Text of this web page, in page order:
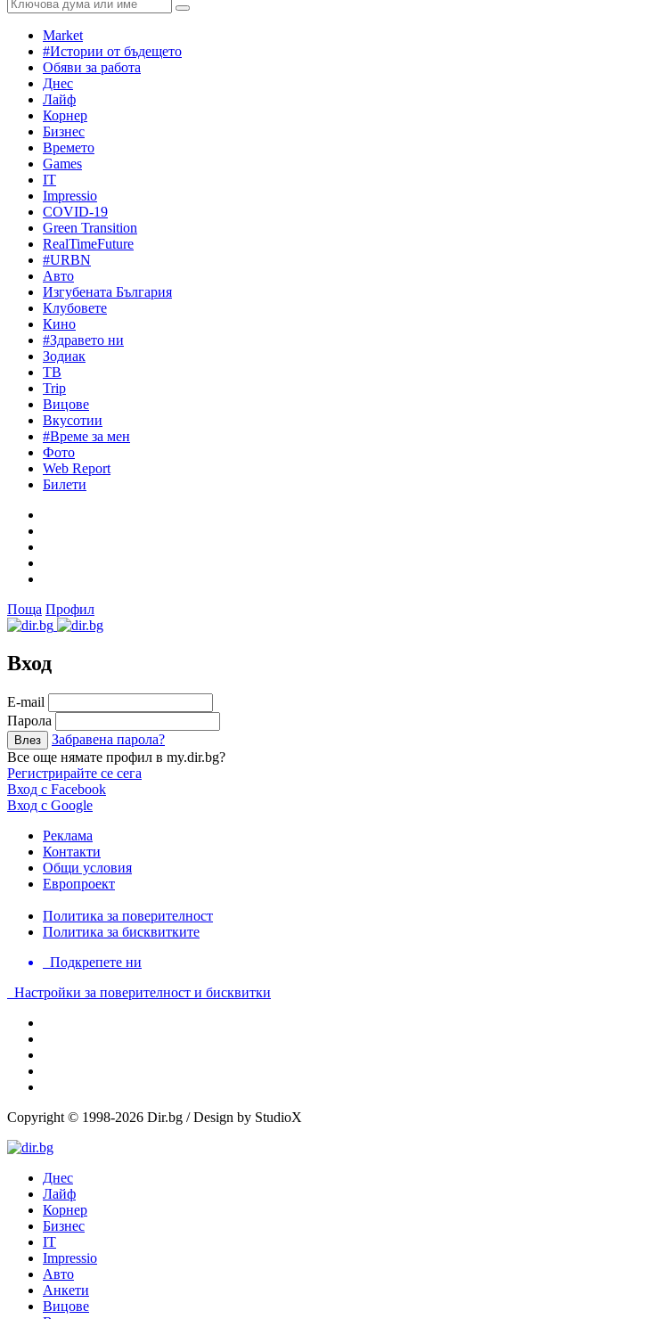
Market
#Истории от бъдещето
Обяви за работа
Днес
Лайф
Корнер
Бизнес
Времето
Games
IT
Impressio
COVID-19
Green Transition
RealTimeFuture
#URBN
Авто
Изгубената България
Клубовете
Кино
#Здравето ни
Зодиак
ТВ
Trip
Вицове
Вкусотии
#Време за мен
Фото
Web Report
Билети
Поща Профил
Вход
Е-mail
Парола
Забравена парола?
Все още нямате профил в my.dir.bg?
Регистрирайте се сега
Вход с Facebook
Вход с Google
Реклама
Контакти
Общи условия
Европроект
Политика за поверителност
Политика за бисквитките
Подкрепете ни
Настройки за поверителност и бисквитки
Copyright © 1998-2026 Dir.bg / Design by StudioX
Днес
Лайф
Корнер
Бизнес
IT
Impressio
Авто
Анкети
Вицове